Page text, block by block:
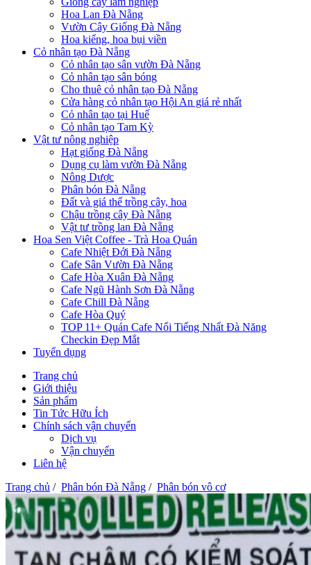
Hoa Lan Đà Nẵng
Vườn Cây Giống Đà Nẵng
Hoa kiểng, hoa bụi viền
Cỏ nhân tạo Đà Nẵng
Cỏ nhân tạo sân vườn Đà Nẵng
Cỏ nhân tạo sân bóng
Cho thuê cỏ nhân tạo Đà Nẵng
Cửa hàng cỏ nhân tạo Hội An giá rẻ nhất
Cỏ nhân tạo tại Huế
Cỏ nhân tạo Tam Kỳ
Vật tư nông nghiệp
Hạt giống Đà Nẵng
Dụng cụ làm vườn Đà Nẵng
Nông Dược
Phân bón Đà Nẵng
Đất và giá thể trồng cây, hoa
Chậu trồng cây Đà Nẵng
Vật tư trồng lan Đà Nẵng
Hoa Sen Việt Coffee - Trà Hoa Quán
Cafe Nhiệt Đới Đà Nẵng
Cafe Sân Vườn Đà Nẵng
Cafe Hòa Xuân Đà Nẵng
Cafe Ngũ Hành Sơn Đà Nẵng
Cafe Chill Đà Nẵng
Cafe Hòa Quý
TOP 11+ Quán Cafe Nổi Tiếng Nhất Đà Năng
Checkin Đẹp Mắt
Tuyển dụng
Trang chủ
Giới thiệu
Sản phẩm
Tin Tức Hữu Ích
Chính sách vận chuyển
Dịch vụ
Vận chuyển
Liên hệ
Trang chủ / Phân bón Đà Nẵng / Phân bón vô cơ